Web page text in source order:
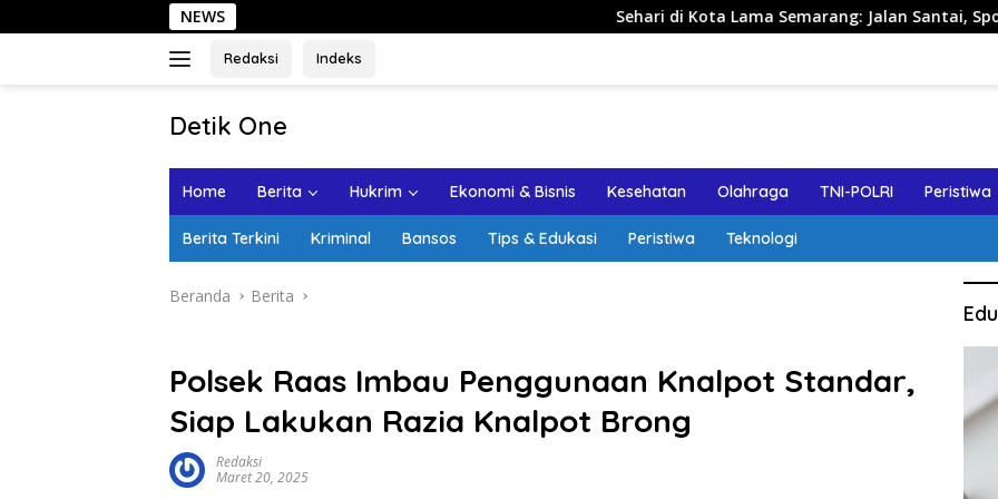
ke
NEWS Sehari di Kota Lama Semarang: Jalan Santai, Spot Foto, dan
Redaksi Indeks
Detik One
Ungkap
Home Berita Hukrim Ekonomi & Bisnis Kesehatan Olahraga TNI-POLRI Peristiwa
Berita Terkini Kriminal Bansos Tips & Edukasi Peristiwa Teknologi
Beranda Berita
Polsek Raas Imbau Penggunaan Knalpot Standar,
Siap Lakukan Razia Knalpot Brong
Redaksi
Maret 20, 2025